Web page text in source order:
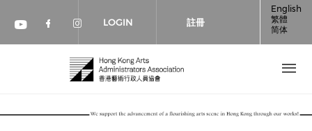
Check our social media on youtube
Check our social media on
Check our social media on
LOGIN 註冊
English
繁體
简体